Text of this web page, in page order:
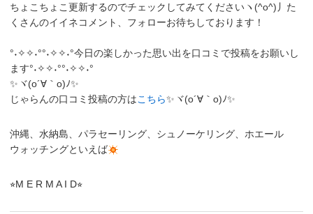
ちょこちょこ更新するのでチェックしてみてくださいヽ(^o^)丿 た
くさんのイイネコメント、フォローお待ちしております！
°˖✧✧˖°°˖✧✧˖°今日の楽しかった思い出を口コミで投稿をお願いし
ます°˖✧✧˖°°˖✧✧˖°
✨ヾ(o´∀｀o)ﾉ✨
じゃらんの口コミ投稿の方はこちら✨ヾ(o´∀｀o)ﾉ✨
沖縄、水納島、パラセーリング、シュノーケリング、ホエール
ウォッチングといえば
⭐︎M E R M A I D⭐︎